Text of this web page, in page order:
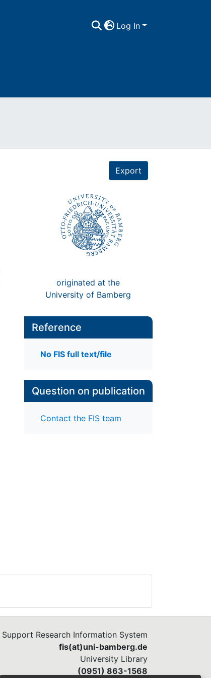
Log In
Export
originated at the
University of Bamberg
Reference
No FIS full text/file
Question on publication
Contact the FIS team
Support Research Information System
fis(at)uni-bamberg.de
University Library
(0951) 863-1568